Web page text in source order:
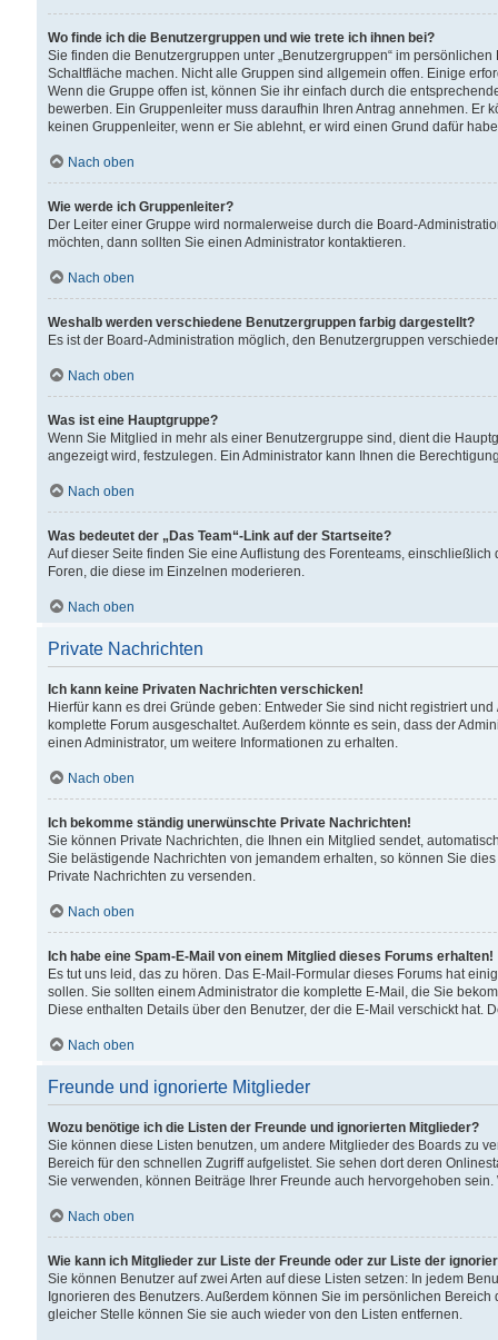
Wo finde ich die Benutzergruppen und wie trete ich ihnen bei?
Sie finden die Benutzergruppen unter „Benutzergruppen“ im
Schaltfläche machen. Nicht alle Gruppen sind allgemein offen. Einige
Wenn die Gruppe offen ist, können Sie ihr einfach durch die
bewerben. Ein Gruppenleiter muss daraufhin Ihren Antrag annehmen.
keinen Gruppenleiter, wenn er Sie ablehnt, er wird einen Grund dafür
Nach oben
Wie werde ich Gruppenleiter?
Der Leiter einer Gruppe wird normalerweise durch die Board-
möchten, dann sollten Sie einen Administrator kontaktieren.
Nach oben
Weshalb werden verschiedene Benutzergruppen farbig dargestellt?
Es ist der Board-Administration möglich, den Benutzergruppen
Nach oben
Was ist eine Hauptgruppe?
Wenn Sie Mitglied in mehr als einer Benutzergruppe sind, dient die
angezeigt wird, festzulegen. Ein Administrator kann Ihnen die
Nach oben
Was bedeutet der „Das Team“-Link auf der Startseite?
Auf dieser Seite finden Sie eine Auflistung des Forenteams,
Foren, die diese im Einzelnen moderieren.
Nach oben
Private Nachrichten
Ich kann keine Privaten Nachrichten verschicken!
Hierfür kann es drei Gründe geben: Entweder Sie sind nicht registriert
komplette Forum ausgeschaltet. Außerdem könnte es sein, dass der
einen Administrator, um weitere Informationen zu erhalten.
Nach oben
Ich bekomme ständig unerwünschte Private Nachrichten!
Sie können Private Nachrichten, die Ihnen ein Mitglied sendet,
Sie belästigende Nachrichten von jemandem erhalten, so können Sie
Private Nachrichten zu versenden.
Nach oben
Ich habe eine Spam-E-Mail von einem Mitglied dieses Forums erhalten!
Es tut uns leid, das zu hören. Das E-Mail-Formular dieses Forums hat
sollen. Sie sollten einem Administrator die komplette E-Mail, die Sie
Diese enthalten Details über den Benutzer, der die E-Mail verschickt hat.
Nach oben
Freunde und ignorierte Mitglieder
Wozu benötige ich die Listen der Freunde und ignorierten Mitglieder?
Sie können diese Listen benutzen, um andere Mitglieder des Boards zu
Bereich für den schnellen Zugriff aufgelistet. Sie sehen dort deren
Sie verwenden, können Beiträge Ihrer Freunde auch hervorgehoben
Nach oben
Wie kann ich Mitglieder zur Liste der Freunde oder zur Liste der
Sie können Benutzer auf zwei Arten auf diese Listen setzen: In jedem
Ignorieren des Benutzers. Außerdem können Sie im persönlichen
gleicher Stelle können Sie sie auch wieder von den Listen entfernen.